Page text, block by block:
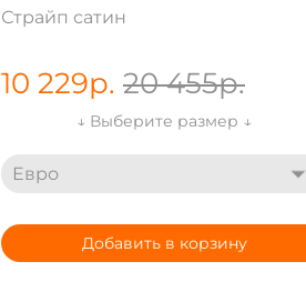
Страйп сатин
10 229р. 20 455р.
↓ Выберите размер ↓
Евро
Добавить в корзину